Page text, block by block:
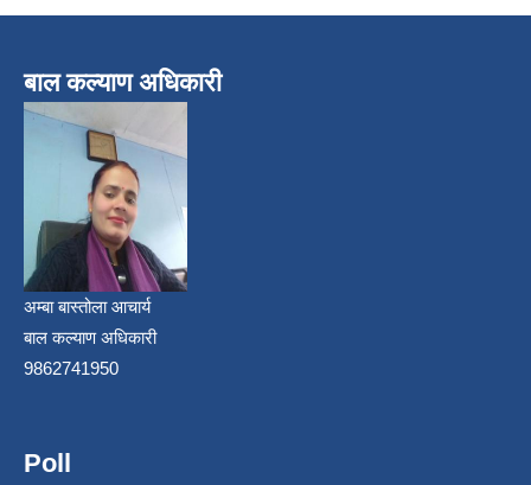
बाल कल्याण अधिकारी
अम्बा बास्तोला आचार्य
बाल कल्याण अधिकारी
9862741950
Poll